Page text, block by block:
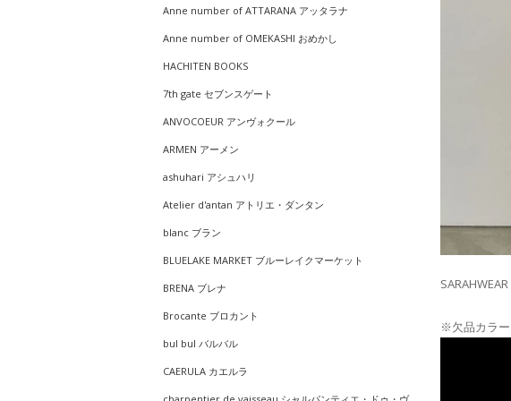
Anne number of ATTARANA アッタラナ
Anne number of OMEKASHI おめかし
HACHITEN BOOKS
7th gate セブンスゲート
ANVOCOEUR アンヴォクール
ARMEN アーメン
ashuhari アシュハリ
Atelier d'antan アトリエ・ダンタン
blanc ブラン
BLUELAKE MARKET ブルーレイクマーケット
BRENA ブレナ
Brocante ブロカント
bul bul バルバル
CAERULA カエルラ
※欠品カラー